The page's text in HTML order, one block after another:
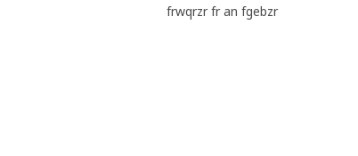
frwqrzr fr an fgebzr